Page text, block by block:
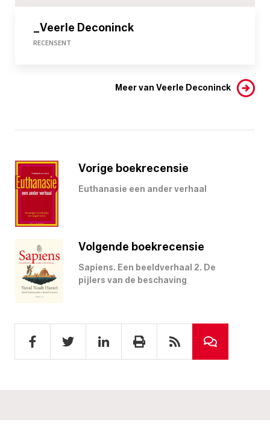
_Veerle Deconinck
RECENSENT
Meer van Veerle Deconinck
Vorige boekrecensie
Euthanasie een ander verhaal
Volgende boekrecensie
Sapiens. Een beeldverhaal 2. De
pijlers van de beschaving